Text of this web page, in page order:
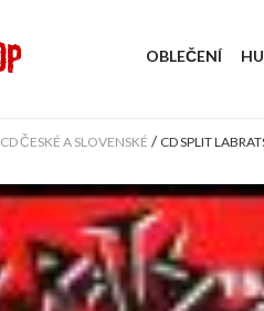
OBLEČENÍ
CD ČESKÉ A SLOVENSKÉ / CD SPLIT